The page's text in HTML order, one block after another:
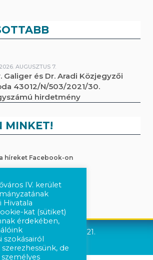
2026. AUGUSZTUS 7.
Galiger és Dr. Aradi Közjegyzői
43012/N/503/2021/30.
hirdetmény
MINKET!
híreket Facebook-on
on
Önkormányzata © 2021.
IV. kerület
Hivatala
kat (sütiket)
érdekében,
szokásairól
de